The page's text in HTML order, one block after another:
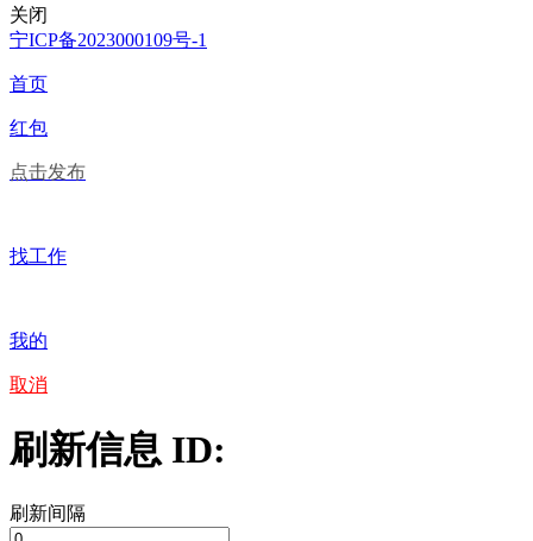
关闭
宁ICP备2023000109号-1
首页
红包
点击发布
找工作
我的
取消
刷新信息 ID:
刷新间隔